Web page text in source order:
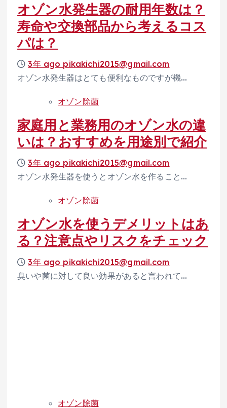
オゾン水発生器の耐用年数は？
寿命や交換部品から考えるコス
パは？
3年 ago pikakichi2015@gmail.com
オゾン水発生器はとても便利なものですが機…
オゾン除菌
家庭用と業務用のオゾン水の違
いは？おすすめを用途別で紹介
3年 ago pikakichi2015@gmail.com
オゾン水発生器を使うとオゾン水を作ること…
オゾン除菌
オゾン水を使うデメリットはあ
る？注意点やリスクをチェック
3年 ago pikakichi2015@gmail.com
臭いや菌に対して良い効果があると言われて…
オゾン除菌